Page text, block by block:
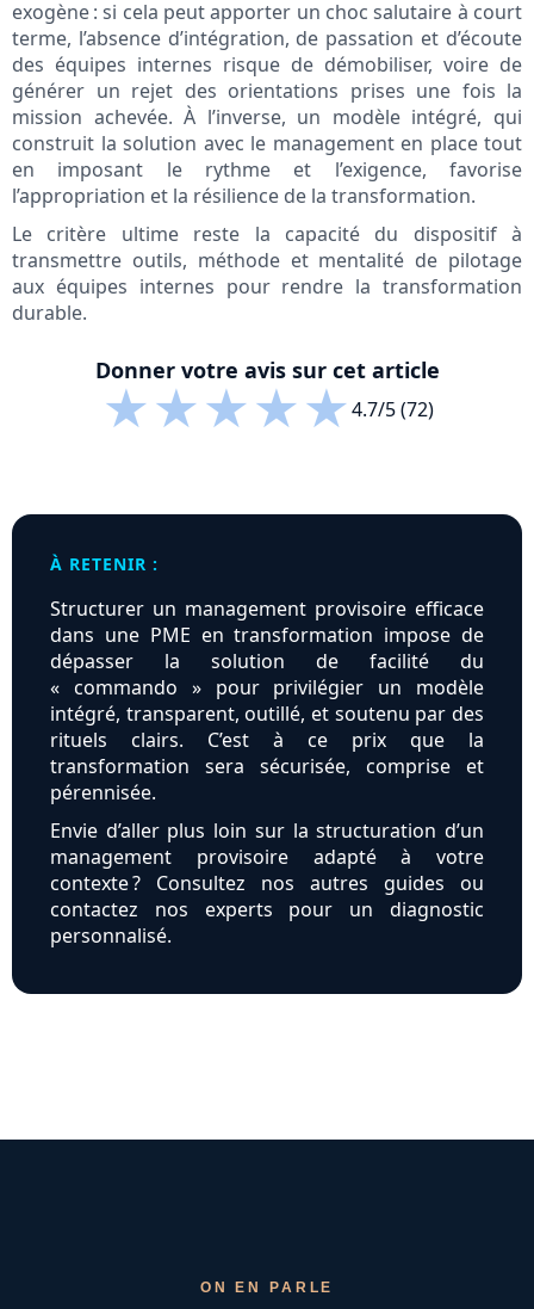
exogène : si cela peut apporter un choc salutaire à court
terme, l’absence d’intégration, de passation et d’écoute
des équipes internes risque de démobiliser, voire de
générer un rejet des orientations prises une fois la
mission achevée. À l’inverse, un modèle intégré, qui
construit la solution avec le management en place tout
en imposant le rythme et l’exigence, favorise
l’appropriation et la résilience de la transformation.
Le critère ultime reste la capacité du dispositif à
transmettre outils, méthode et mentalité de pilotage
aux équipes internes pour rendre la transformation
durable.
Donner votre avis sur cet article
★★★★★4.7/5 (72)
À RETENIR :
Structurer un management provisoire efficace
dans une PME en transformation impose de
dépasser la solution de facilité du
« commando » pour privilégier un modèle
intégré, transparent, outillé, et soutenu par des
rituels clairs. C’est à ce prix que la
transformation sera sécurisée, comprise et
pérennisée.
Envie d’aller plus loin sur la structuration d’un
management provisoire adapté à votre
contexte ? Consultez nos autres guides ou
contactez nos experts pour un diagnostic
personnalisé.
ON EN PARLE